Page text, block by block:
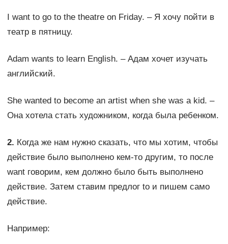
I want to go to the theatre on Friday. – Я хочу пойти в
театр в пятницу.
Adam wants to learn English. – Адам хочет изучать
английский.
She wanted to become an artist when she was a kid. –
Она хотела стать художником, когда была ребенком.
2. Когда же нам нужно сказать, что мы хотим, чтобы
действие было выполнено кем-то другим, то после
want говорим, кем должно было быть выполнено
действие. Затем ставим предлог to и пишем само
действие.
Например: